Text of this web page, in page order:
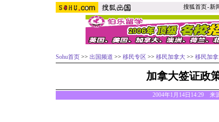
搜狐首页-新
Sohu首页 >> 出国频道 >> 移民专区 >> 移民加拿大 >> 移民加
加拿大签证政
2004年1月14日14:29 来